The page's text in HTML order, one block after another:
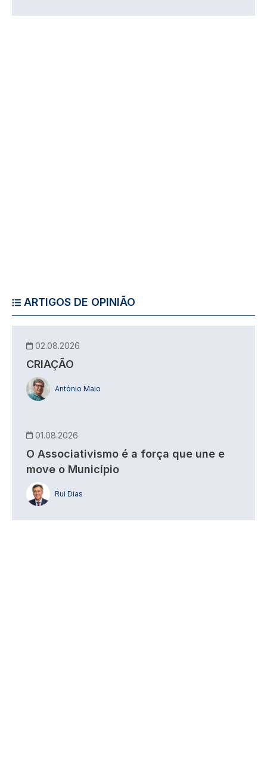
ARTIGOS DE OPINIÃO
02.08.2026
CRIAÇÃO
António Maio
01.08.2026
O Associativismo é a força que une e
move o Município
Rui Dias